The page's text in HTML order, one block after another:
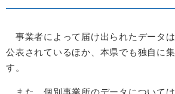
事業者によって届け出られたデータは
公表されているほか、本県でも独自に
す。
また、個別事業所のデータについて